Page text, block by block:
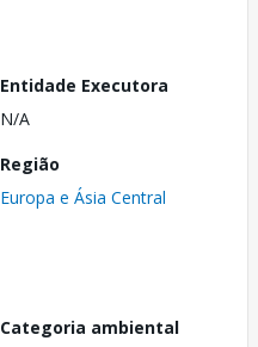
Entidade Executora
N/A
Região
Europa e Ásia Central
Categoria ambiental